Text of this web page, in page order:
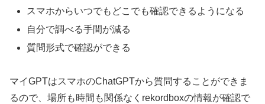
スマホからいつでもどこでも確認できるようになる
自分で調べる手間が減る
質問形式で確認ができる
マイGPTはスマホのChatGPTから質問することができま
るので、場所も時間も関係なくrekordboxの情報が確認で